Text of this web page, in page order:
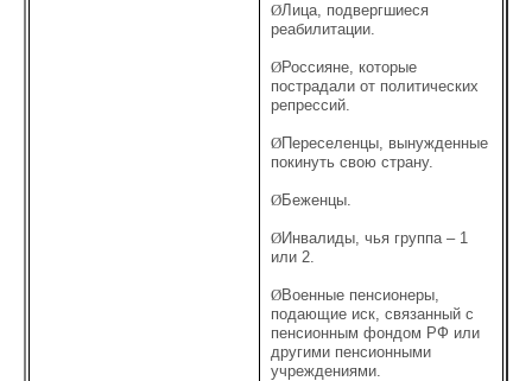
ØЛица, подвергшиеся
реабилитации.
ØРоссияне, которые
пострадали от политических
репрессий.
ØПереселенцы, вынужденные
покинуть свою страну.
ØБеженцы.
ØИнвалиды, чья группа – 1
или 2.
ØВоенные пенсионеры,
подающие иск, связанный с
пенсионным фондом РФ или
другими пенсионными
учреждениями.